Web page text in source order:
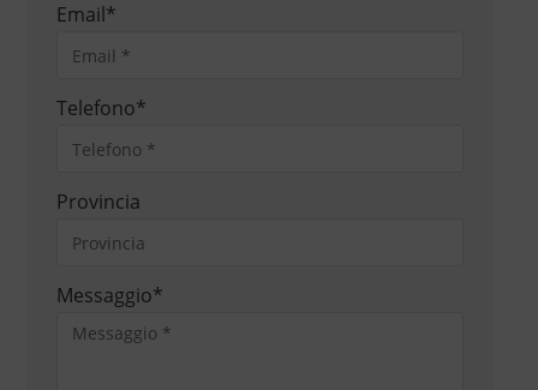
Email*
Telefono*
Provincia
Messaggio*